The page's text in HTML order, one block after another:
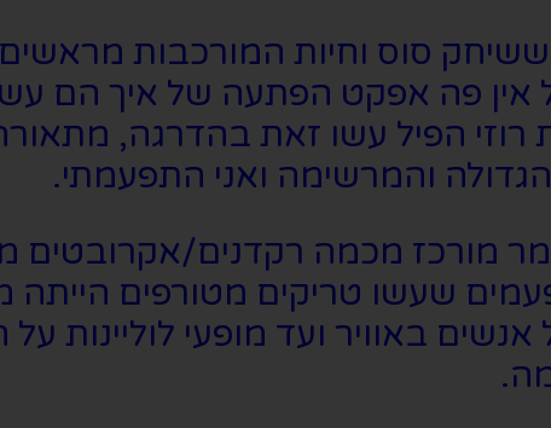
ששיחק סוס וחיות המורכבות
אין פה אפקט הפתעה של איך הם
הפיל עשו זאת בהדרגה,
והמרשימה ואני התפעמתי.
מורכז מכמה רקדנים/אקרובטים
שעשו טריקים מטורפים
באוויר ועד מופעי לוליינות